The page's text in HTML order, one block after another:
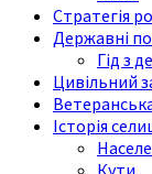
Стратегія
Державні
Гід з
Цивільний
Історія